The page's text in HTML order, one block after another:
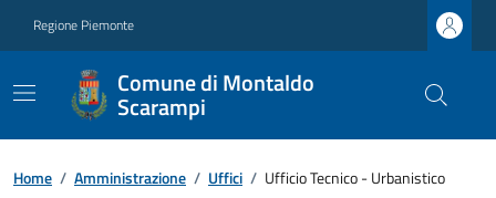
Regione Piemonte
Comune di Montaldo
Scarampi
Home / Amministrazione / Uffici / Ufficio Tecnico - Urbanistico